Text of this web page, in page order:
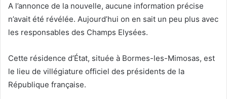
A l’annonce de la nouvelle, aucune information précise
n’avait été révélée. Aujourd’hui on en sait un peu plus avec
les responsables des Champs Elysées.
Cette résidence d’État, située à Bormes-les-Mimosas, est
le lieu de villégiature officiel des présidents de la
République française.